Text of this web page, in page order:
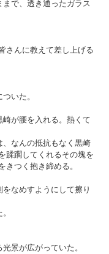
で、透き通ったガラス
さんに教えて差し上げる
いた。
が腰を入れる。熱くて
なんの抵抗もなく黒崎
蹂躙してくれるその塊を
つく抱き締める。
なめすようにして擦り
景が広がっていた。